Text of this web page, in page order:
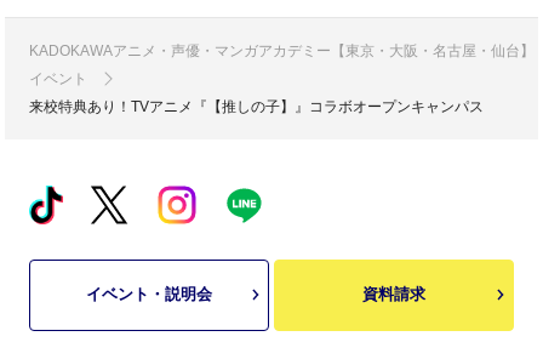
KADOKAWAアニメ・声優・マンガアカデミー【東京・大阪・名古屋・仙台】
イベント
来校特典あり！TVアニメ『【推しの子】』コラボオープンキャンパス
イベント・説明会 資料請求